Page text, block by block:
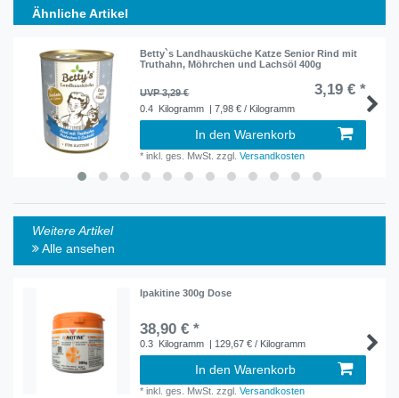
Ähnliche Artikel
Betty`s Landhausküche Katze Senior Rind mit
Truthahn, Möhrchen und Lachsöl 400g
UVP 3,29 € 3,19 € *
0.4 Kilogramm | 7,98 € / Kilogramm
In den Warenkorb
*inkl. ges. MwSt. zzgl.Versandkosten
Weitere Artikel
Alle ansehen
Ipakitine 300g Dose
38,90 € *
0.3 Kilogramm | 129,67 € / Kilogramm
In den Warenkorb
*inkl. ges. MwSt. zzgl.Versandkosten